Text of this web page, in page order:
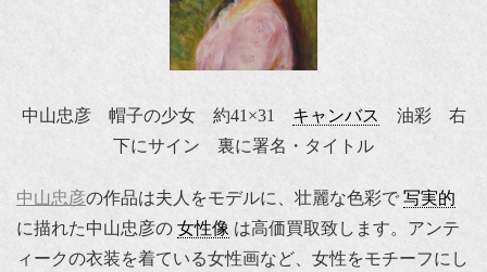
中山忠彦 帽子の少女 約41×31 キャンバス 油彩 右
下にサイン 裏に署名・タイトル
中山忠彦の作品は夫人をモデルに、壮麗な色彩で 写実的
に描れた中山忠彦の 女性像 は高価買取致します。アンテ
ィークの衣装を着ている女性画など、女性をモチーフにし